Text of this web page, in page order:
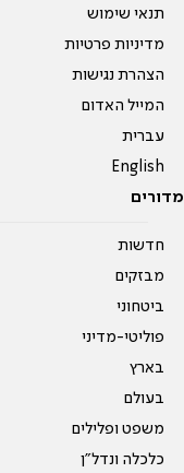
תנאי שימוש
מדיניות פרטיות
הצהרת נגישות
המייל האדום
עברית
English
מדורים
חדשות
מבזקים
ביטחוני
פוליטי-מדיני
בארץ
בעולם
משפט ופלילים
כלכלה ונדל"ן